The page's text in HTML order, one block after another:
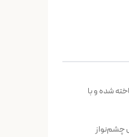
آفریقا طبیعی ساخته شده و با
چشم‌نواز